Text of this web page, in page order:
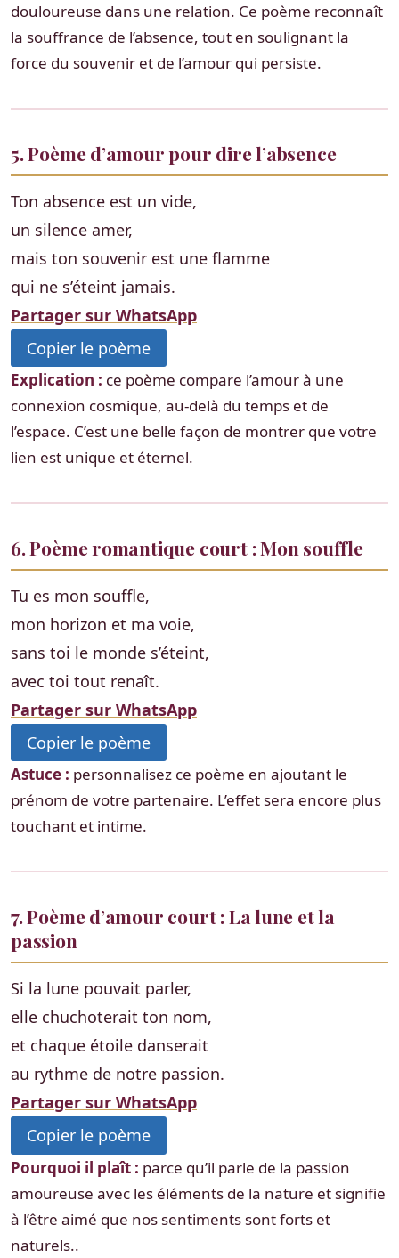
douloureuse dans une relation. Ce poème reconnaît
la souffrance de l’absence, tout en soulignant la
force du souvenir et de l’amour qui persiste.
5. Poème d’amour pour dire l’absence
Ton absence est un vide,
un silence amer,
mais ton souvenir est une flamme
qui ne s’éteint jamais.
Partager sur WhatsApp
Copier le poème
Explication : ce poème compare l’amour à une
connexion cosmique, au-delà du temps et de
l’espace. C’est une belle façon de montrer que votre
lien est unique et éternel.
6. Poème romantique court : Mon souffle
Tu es mon souffle,
mon horizon et ma voie,
sans toi le monde s’éteint,
avec toi tout renaît.
Partager sur WhatsApp
Copier le poème
Astuce : personnalisez ce poème en ajoutant le
prénom de votre partenaire. L’effet sera encore plus
touchant et intime.
7. Poème d’amour court : La lune et la
passion
Si la lune pouvait parler,
elle chuchoterait ton nom,
et chaque étoile danserait
au rythme de notre passion.
Partager sur WhatsApp
Copier le poème
Pourquoi il plaît : parce qu’il parle de la passion
amoureuse avec les éléments de la nature et signifie
à l’être aimé que nos sentiments sont forts et
naturels..